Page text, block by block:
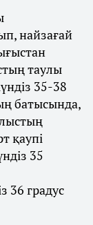
найзағай
таулы
35-38
батысында,
қаупі
35
36 градус